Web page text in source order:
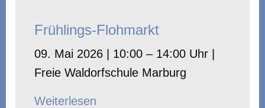
Frühlings-Flohmarkt
09. Mai 2026 | 10:00 – 14:00 Uhr |
Freie Waldorfschule Marburg
Weiterlesen